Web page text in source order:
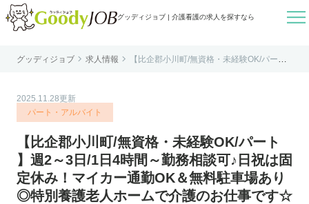
グッディジョブ | 介護看護の求人を探すなら 
はじめての方へ
個人情報保護方針
利用規約
お知らせ
グッディジョブ  求人情報 
【比企郡小川町/無資格・未経験OK/パート
2025.11.28更新
パート・アルバイト
【比企郡小川町/無資格・未経験OK/パート
】週2～3日/1日4時間～勤務相談可♪日祝は固
定休み！マイカー通勤OK＆無料駐車場あり
◎特別養護老人ホームで介護のお仕事です☆